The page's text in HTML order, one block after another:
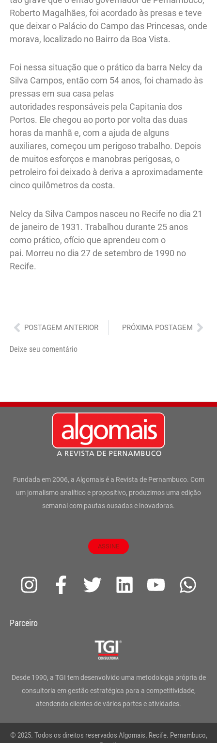
Roberto Magalhães, foi acordado às presas e teve
que deixar o Palácio do Campo das Princesas, onde
morava, localizado no Bairro da Boa Vista.
Foi nessa situação que o prático da barra Nelcy da
Silva Campos, então com 54 anos, foi chamado às
pressas em sua casa pelas
autoridades responsáveis pela Capitania dos
Portos. Ele chegou ao porto por volta das duas
horas da manhã e, com a ajuda de alguns
auxiliares, começou um perigoso trabalho. Depois
de muitos esforços e manobras perigosas, o
petroleiro foi deixado à deriva a aproximadamente
cinco quilômetros da costa.
Nelcy da Silva Campos nasceu no Recife no dia 21
de janeiro de 1931. Trabalhou durante 25 anos
como prático, ofício que aprendeu com o
pai. Morreu no dia 27 de setembro de 1990 no
Recife.
Anterior
POSTAGEM ANTERIOR PRÓXIMA POSTAGEM
Deixe seu comentário
Fundada em 2006, a Algomais é a Revista de Pernambuco. Com
um jornalismo analítico e propositivo, produzimos uma edição
semanal com pautas ousadas e inovadoras.
ASSINE
I
s
g
r
a
m
F
a
o
o
k
-
T
t
e
r
L
d
i
n
Y
b
e
W
a
p
Parceiro
Desde 1990, a TGI tem desenvolvido uma metodologia própria de
consultoria em gestão estratégica para a competitividade,
atendendo clientes de vários portes e atividades.
© 2025. Todos os direitos reservados Algomais. Recife. Pernambuco,